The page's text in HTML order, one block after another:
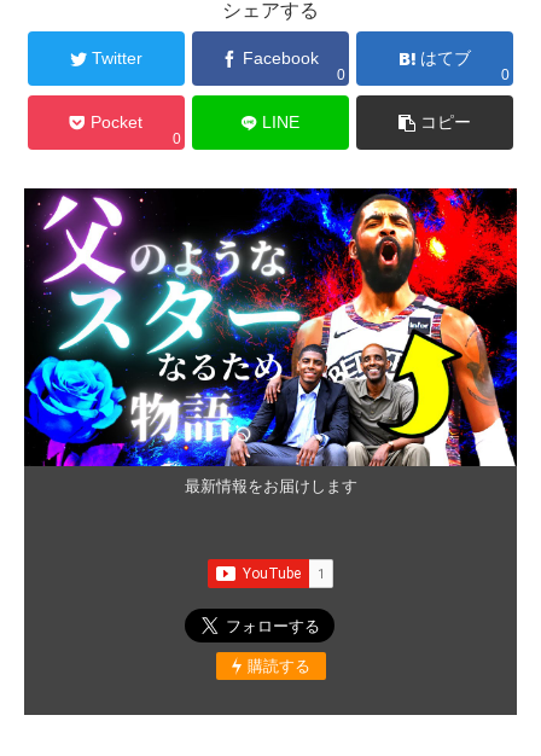
シェアする
Twitter Facebook
0
はてブ
0
Pocket
0
LINE コピー
最新情報をお届けします
購読する